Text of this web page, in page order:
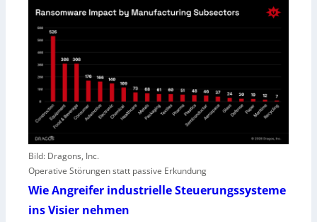
n
D
e
c
o
r
ü
r
f
n
e
i
r
Bild: Dragons, Inc.
Operative Störungen statt passive Erkundung
Wie Angreifer industrielle Steuerungssysteme
ins Visier nehmen